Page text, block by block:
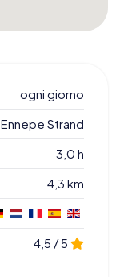
ogni giorno
Ennepe Strand
3,0 h
4,3 km
4,5 / 5